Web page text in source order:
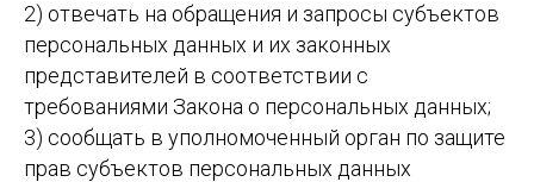
2) отвечать на обращения и запросы субъектов
персональных данных и их законных
представителей в соответствии с
требованиями Закона о персональных данных;
3) сообщать в уполномоченный орган по защите
прав субъектов персональных данных